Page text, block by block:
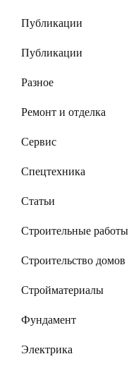
Публикации
Публикации
Разное
Ремонт и отделка
Сервис
Спецтехника
Статьи
Строительные работы
Строительство домов
Стройматериалы
Фундамент
Электрика